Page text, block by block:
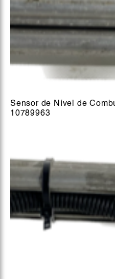
Sensor de Nível de
10789963